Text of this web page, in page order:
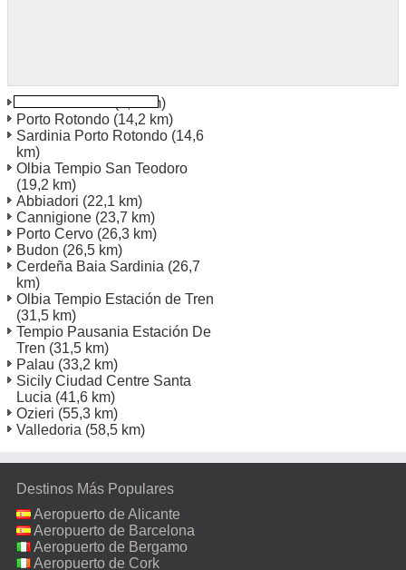
(3,8 km)
Porto Rotondo (14,2 km)
Sardinia Porto Rotondo (14,6
km)
Olbia Tempio San Teodoro
(19,2 km)
Abbiadori (22,1 km)
Cannigione (23,7 km)
Porto Cervo (26,3 km)
Budon (26,5 km)
Cerdeña Baia Sardinia (26,7
km)
Olbia Tempio Estación de Tren
(31,5 km)
Tempio Pausania Estación De
Tren (31,5 km)
Palau (33,2 km)
Sicily Ciudad Centre Santa
Lucia (41,6 km)
Ozieri (55,3 km)
Valledoria (58,5 km)
Destinos Más Populares
Aeropuerto de Alicante
Aeropuerto de Barcelona
Aeropuerto de Bergamo
Aeropuerto de Cork